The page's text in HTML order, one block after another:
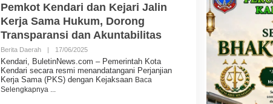
I
N
N
E
Pemkot Kendari dan Kejari Jalin
Kerja Sama Hukum, Dorong
Transparansi dan Akuntabilitas
Berita Daerah | 17/06/2025O
E
H
B
Kendari, BuletinNews.com – Pemerintah Kota
Kendari secara resmi menandatangani Perjanjian
Kerja Sama (PKS) dengan Kejaksaan Baca
Selengkapnya